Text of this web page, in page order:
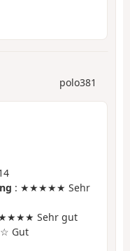
polo381
: ★★★★★ Sehr
Sehr gut
Gut